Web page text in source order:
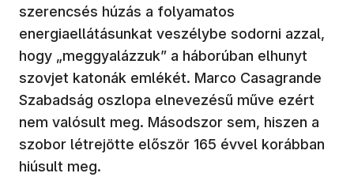
szerencsés húzás a folyamatos
energiaellátásunkat veszélybe sodorni azzal,
hogy „meggyalázzuk” a háborúban elhunyt
szovjet katonák emlékét. Marco Casagrande
Szabadság oszlopa elnevezésű műve ezért
nem valósult meg. Másodszor sem, hiszen a
szobor létrejötte először 165 évvel korábban
hiúsult meg.